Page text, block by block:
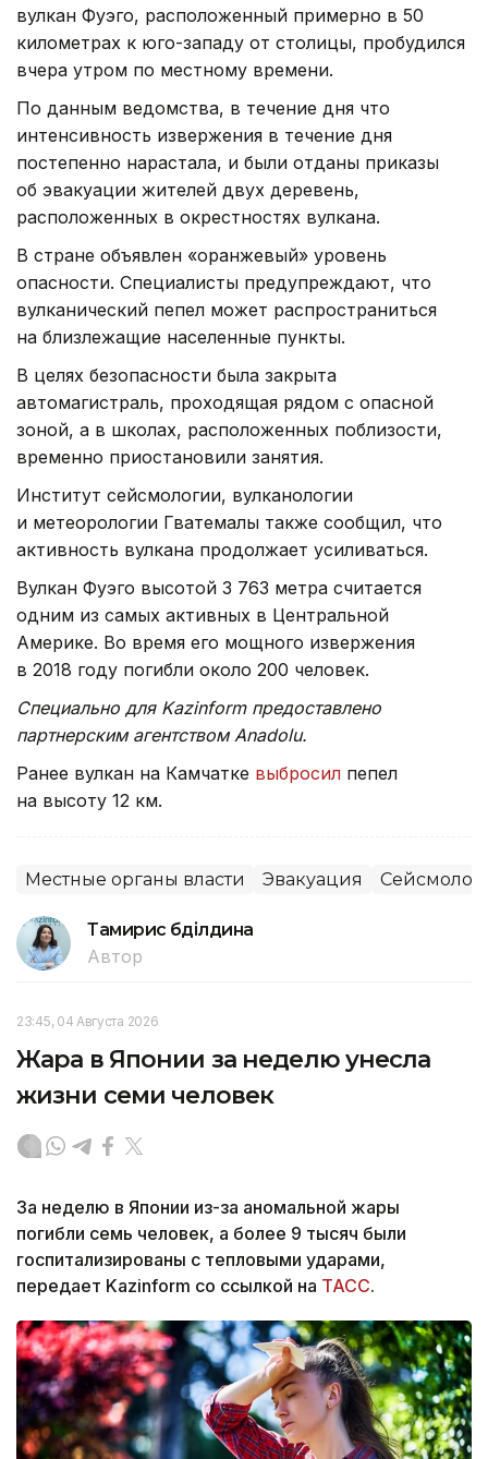
вулкан Фуэго, расположенный примерно в 50
километрах к юго-западу от столицы, пробудился
вчера утром по местному времени.
По данным ведомства, в течение дня что
интенсивность извержения в течение дня
постепенно нарастала, и были отданы приказы
об эвакуации жителей двух деревень,
расположенных в окрестностях вулкана.
В стране объявлен «оранжевый» уровень
опасности. Специалисты предупреждают, что
вулканический пепел может распространиться
на близлежащие населенные пункты.
В целях безопасности была закрыта
автомагистраль, проходящая рядом с опасной
зоной, а в школах, расположенных поблизости,
временно приостановили занятия.
Институт сейсмологии, вулканологии
и метеорологии Гватемалы также сообщил, что
активность вулкана продолжает усиливаться.
Вулкан Фуэго высотой 3 763 метра считается
одним из самых активных в Центральной
Америке. Во время его мощного извержения
в 2018 году погибли около 200 человек.
Специально для Kazinform предоставлено
партнерским агентством Anadolu.
Ранее вулкан на Камчатке выбросил пепел
на высоту 12 км.
Местные органы власти Эвакуация
Тамирис Әбділдина
Автор
23:45, 04 Августа 2026
Жара в Японии за неделю унесла
жизни семи человек
За неделю в Японии из-за аномальной жары
погибли семь человек, а более 9 тысяч были
госпитализированы с тепловыми ударами,
передает Kazinform со ссылкой на ТАСС.